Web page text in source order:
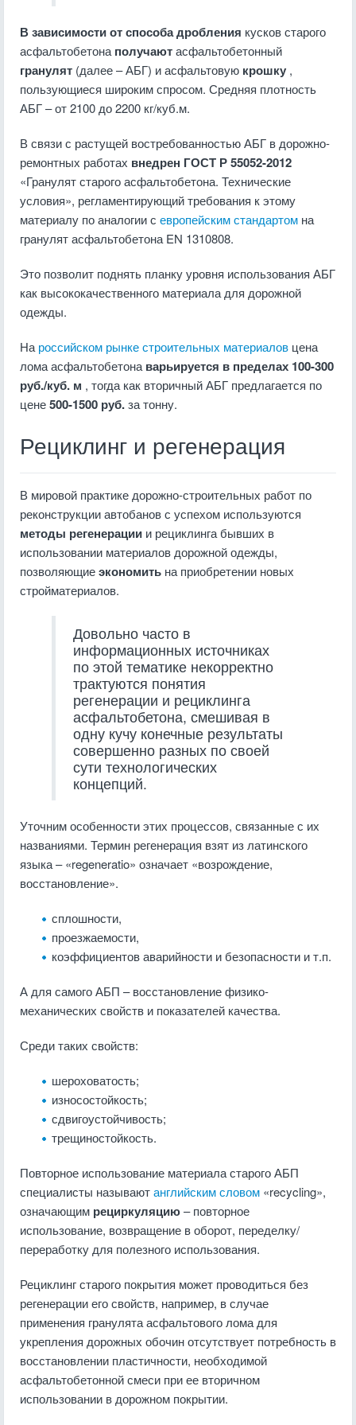
В зависимости от способа дробления кусков старого
асфальтобетона получаютасфальтобетонный
гранулят (далее – АБГ) и асфальтовую крошку ,
пользующиеся широким спросом. Средняя плотность
АБГ – от 2100 до 2200 кг/куб.м.
В связи с растущей востребованностью АБГ в дорожно-
ремонтных работах внедрен ГОСТ Р 55052-2012
«Гранулят старого асфальтобетона. Технические
условия», регламентирующий требования к этому
материалу по аналогии с европейским стандартом на
гранулят асфальтобетона EN 1310808.
Это позволит поднять планку уровня использования АБГ
как высококачественного материала для дорожной
одежды.
На российском рынкестроительных материалов цена
лома асфальтобетона варьируется в пределах 100-300
руб./куб. м , тогда как вторичный АБГ предлагается по
цене500-1500 руб.за тонну.
Рециклинг и регенерация
В мировой практике дорожно-строительных работ по
реконструкции автобанов с успехом используются
методы регенерации и рециклинга бывших в
использовании материалов дорожной одежды,
позволяющиеэкономить на приобретении новых
стройматериалов.
Довольно часто в
информационных источниках
по этой тематике некорректно
трактуются понятия
регенерации и рециклинга
асфальтобетона, смешивая в
одну кучу конечные результаты
совершенно разных по своей
сути технологических
концепций.
Уточним особенности этих процессов, связанные с их
названиями. Термин регенерация взят из латинского
языка – «regeneratio» означает «возрождение,
восстановление».
сплошности,
проезжаемости,
коэффициентов аварийности и безопасности и т.п.
А для самого АБП – восстановление физико-
механических свойств и показателей качества.
Среди таких свойств:
шероховатость;
износостойкость;
сдвигоустойчивость;
трещиностойкость.
Повторное использование материала старого АБП
специалисты называютанглийским словом «recycling»,
означающим рециркуляцию– повторное
использование, возвращение в оборот, переделку/
переработку для полезного использования.
Рециклинг старого покрытия может проводиться без
регенерации его свойств, например, в случае
применения гранулята асфальтового лома для
укрепления дорожных обочин отсутствует потребность в
восстановлении пластичности, необходимой
асфальтобетонной смеси при ее вторичном
использовании в дорожном покрытии.